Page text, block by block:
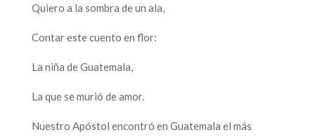
Quiero a la sombra de un ala,
Contar este cuento en flor:
La niña de Guatemala,
La que se murió de amor.
Nuestro Apóstol encontró en Guatemala el más